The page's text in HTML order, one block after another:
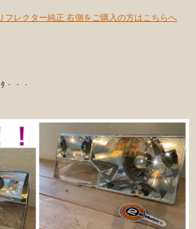
フレクター純正 右側をご購入の方はこちらへ
・・・